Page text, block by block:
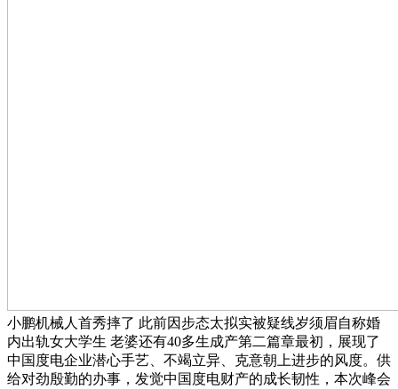
小鹏机械人首秀摔了 此前因步态太拟实被疑线岁须眉自称婚
内出轨女大学生 老婆还有40多生成产第二篇章最初，展现了
中国度电企业潜心手艺、不竭立异、克意朝上进步的风度。供
给对劲殷勤的办事，发觉中国度电财产的成长韧性，本次峰会